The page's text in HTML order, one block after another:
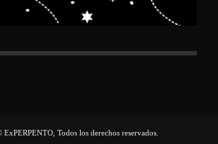
Todos los derechos reservados.